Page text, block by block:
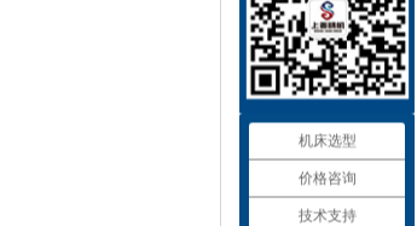
机床选型
价格咨询
技术支持